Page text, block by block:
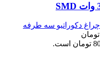
چراغ دکوراتیو سه طرفه
قیمت اصلی 880,000 تومان